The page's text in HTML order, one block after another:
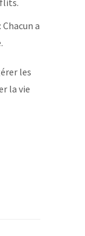
Chacun a
les
la vie